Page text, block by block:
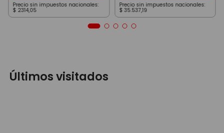
Precio sin impuestos nacionales:
$ 2314,05
Precio sin impuestos nacionales:
$ 35.537,19
Últimos visitados